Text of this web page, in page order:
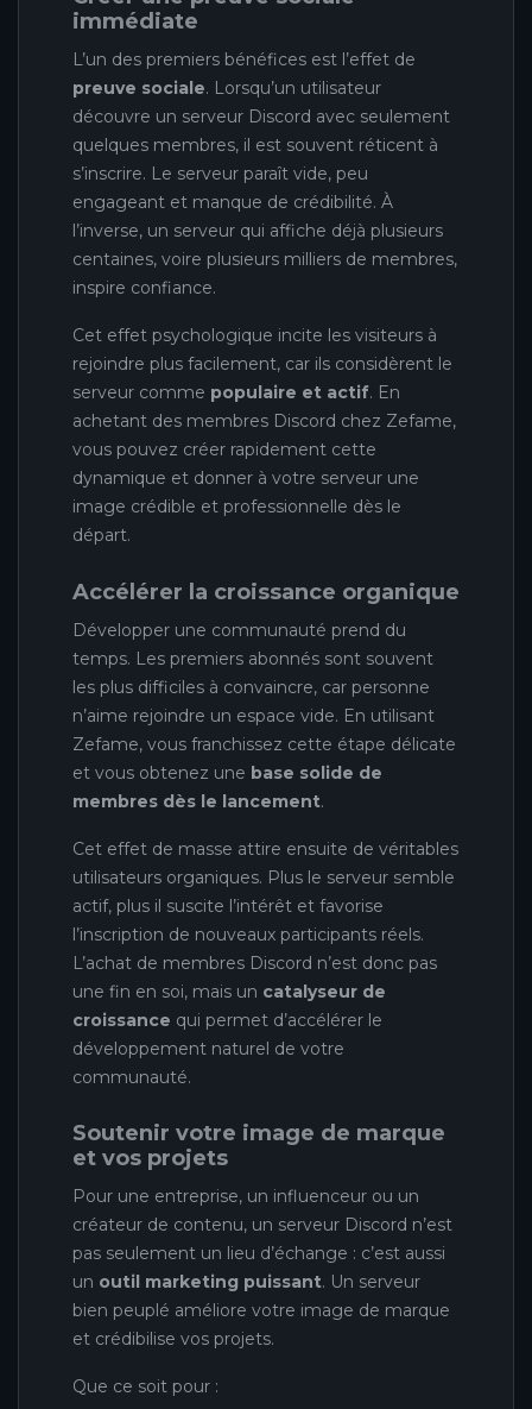
immédiate
L’un des premiers bénéfices est l’effet de
preuve sociale. Lorsqu’un utilisateur
découvre un serveur Discord avec seulement
quelques membres, il est souvent réticent à
s’inscrire. Le serveur paraît vide, peu
engageant et manque de crédibilité. À
l’inverse, un serveur qui affiche déjà plusieurs
centaines, voire plusieurs milliers de membres,
inspire confiance.
Cet effet psychologique incite les visiteurs à
rejoindre plus facilement, car ils considèrent le
serveur comme populaire et actif. En
achetant des membres Discord chez Zefame,
vous pouvez créer rapidement cette
dynamique et donner à votre serveur une
image crédible et professionnelle dès le
départ.
Accélérer la croissance organique
Développer une communauté prend du
temps. Les premiers abonnés sont souvent
les plus difficiles à convaincre, car personne
n’aime rejoindre un espace vide. En utilisant
Zefame, vous franchissez cette étape délicate
et vous obtenez une base solide de
membres dès le lancement.
Cet effet de masse attire ensuite de véritables
utilisateurs organiques. Plus le serveur semble
actif, plus il suscite l’intérêt et favorise
l’inscription de nouveaux participants réels.
L’achat de membres Discord n’est donc pas
une fin en soi, mais un catalyseur de
croissance qui permet d’accélérer le
développement naturel de votre
communauté.
Soutenir votre image de marque
et vos projets
Pour une entreprise, un influenceur ou un
créateur de contenu, un serveur Discord n’est
pas seulement un lieu d’échange : c’est aussi
un outil marketing puissant. Un serveur
bien peuplé améliore votre image de marque
et crédibilise vos projets.
Que ce soit pour :